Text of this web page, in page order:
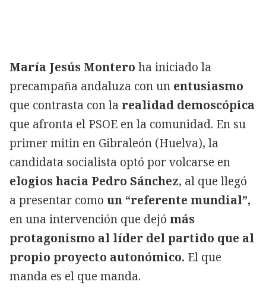
María Jesús Montero ha iniciado la
precampaña andaluza con un entusiasmo
que contrasta con la realidad demoscópica
que afronta el PSOE en la comunidad. En su
primer mitin en Gibraleón (Huelva), la
candidata socialista optó por volcarse en
elogios hacia Pedro Sánchez, al que llegó
a presentar como un “referente mundial”,
en una intervención que dejó más
protagonismo al líder del partido que al
propio proyecto autonómico. El que
manda es el que manda.